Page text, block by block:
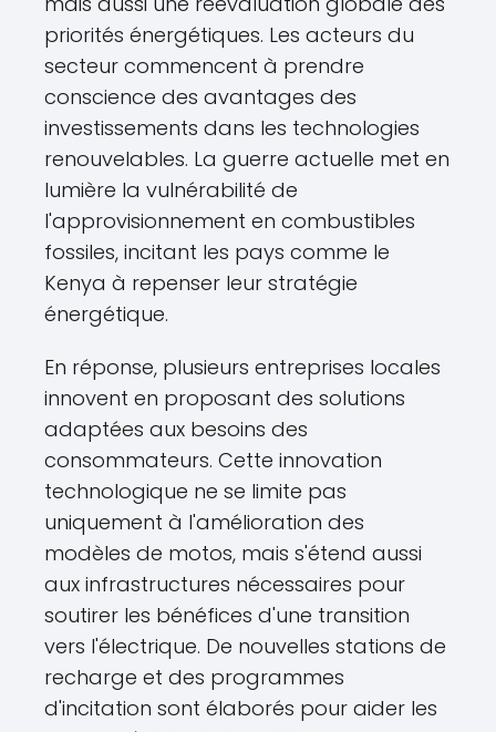
priorités énergétiques. Les acteurs du
secteur commencent à prendre
conscience des avantages des
investissements dans les technologies
renouvelables. La guerre actuelle met en
lumière la vulnérabilité de
l'approvisionnement en combustibles
fossiles, incitant les pays comme le
Kenya à repenser leur stratégie
énergétique.
En réponse, plusieurs entreprises locales
innovent en proposant des solutions
adaptées aux besoins des
consommateurs. Cette innovation
technologique ne se limite pas
uniquement à l'amélioration des
modèles de motos, mais s'étend aussi
aux infrastructures nécessaires pour
soutirer les bénéfices d'une transition
vers l'électrique. De nouvelles stations de
recharge et des programmes
d'incitation sont élaborés pour aider les